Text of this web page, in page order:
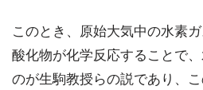
このとき、原始大気中の水素
酸化物が化学反応することで
のが生駒教授らの説であり、こ